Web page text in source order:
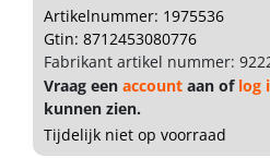
Artikelnummer: 1975536
Gtin: 8712453080776
Fabrikant artikel nummer:
Vraag een account aan of log
kunnen zien.
Tijdelijk niet op voorraad